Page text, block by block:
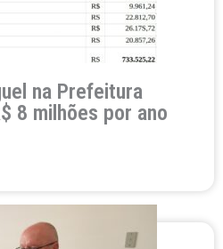
na Prefeitura
8 milhões por ano